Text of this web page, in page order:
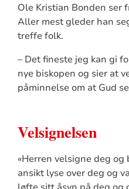
Ole Kristian Bonden ser
Aller mest gleder han
treffe folk.
– Det fineste jeg kan gi
nye biskopen og sier at
påminnelse om at Gud
Velsignelsen
«Herren velsigne deg
ansikt lyse over deg og